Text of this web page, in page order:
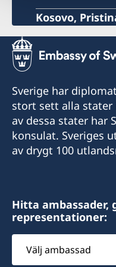
Kosovo,
Sverige har
stort sett alla stater
av dessa stater har
konsulat. Sveriges
av drygt 100
Hitta ambassader,
representationer:
Välj
ambassad